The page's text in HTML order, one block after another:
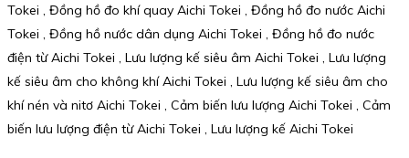
Tokei , Đồng hồ đo khí quay Aichi Tokei , Đồng hồ đo nước Aichi
Tokei , Đồng hồ nước dân dụng Aichi Tokei , Đồng hồ đo nước
điện từ Aichi Tokei , Lưu lượng kế siêu âm Aichi Tokei , Lưu lượng
kế siêu âm cho không khí Aichi Tokei , Lưu lượng kế siêu âm cho
khí nén và nitơ Aichi Tokei , Cảm biến lưu lượng Aichi Tokei , Cảm
biến lưu lượng điện từ Aichi Tokei , Lưu lượng kế Aichi Tokei